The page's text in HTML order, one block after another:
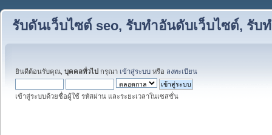
รับดันเว็บไซต์ seo, รับทำอันดับเว็บไซต์, รับ
ยินดีต้อนรับคุณ, บุคคลทั่วไป กรุณา เข้าสู่ระบบ หรือ ลงทะเบียน
เข้าสู่ระบบด้วยชื่อผู้ใช้ รหัสผ่าน และระยะเวลาในเซสชั่น